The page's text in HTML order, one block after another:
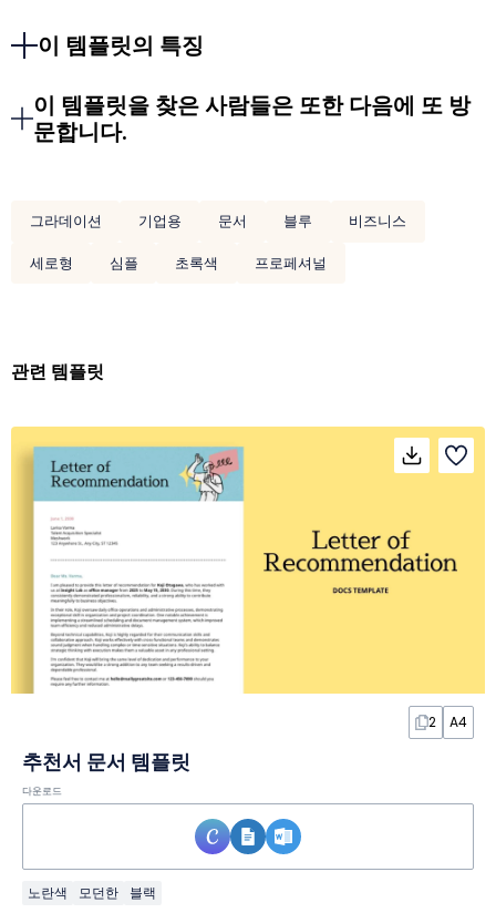
이 템플릿의 특징
이 템플릿을 찾은 사람들은 또한 다음에 또 방
문합니다.
그라데이션 기업용 문서 블루
비즈니스
세로형
심플 초록색 프로페셔널
관련 템플릿
2 A4
추천서 문서 템플릿
다운로드
노란색 모던한 블랙